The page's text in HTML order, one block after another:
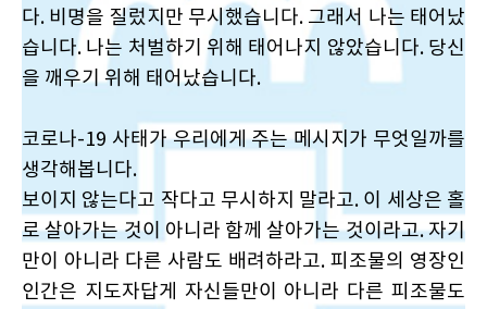
다. 비명을 질렀지만 무시했습니다. 그래서 나는 태어났
습니다. 나는 처벌하기 위해 태어나지 않았습니다. 당신
을 깨우기 위해 태어났습니다.
코로나-19 사태가 우리에게 주는 메시지가 무엇일까를
생각해봅니다.
보이지 않는다고 작다고 무시하지 말라고. 이 세상은 홀
로 살아가는 것이 아니라 함께 살아가는 것이라고. 자기
만이 아니라 다른 사람도 배려하라고. 피조물의 영장인
인간은 지도자답게 자신들만이 아니라 다른 피조물도